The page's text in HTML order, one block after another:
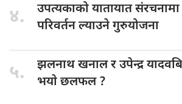
४. उपत्यकाको यातायातसंरचनामा
परिवर्तन ल्याउने गुरुयोजना
५. झलनाथ खनालर उपेन्द्र
भयाे छलफल ?